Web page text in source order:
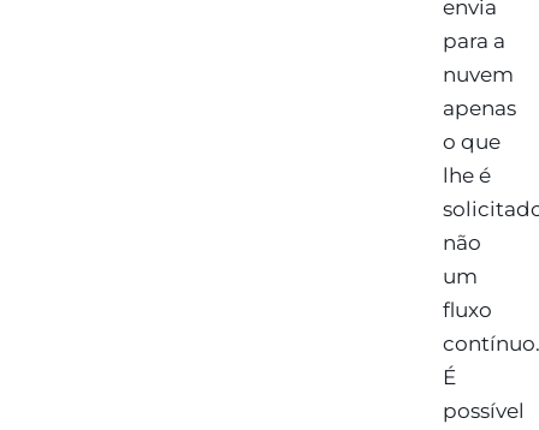
envia
para a
nuvem
apenas
o que
lhe é
não
um
fluxo
contínuo.
É
possível